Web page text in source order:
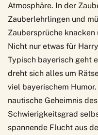
Atmosphäre. In der
Zauberlehrlingen und
Zaubersprüche
Nicht nur etwas für
Typisch bayerisch geht
dreht sich alles um
viel bayerischem
nautische Geheimnis
Schwierigkeitsgrad
spannende Flucht aus